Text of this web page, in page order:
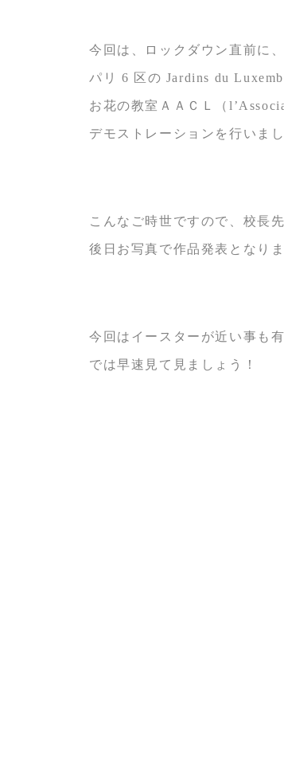
今回は、ロックダウン直前に
パリ 6 区の Jardins du
お花の教室ＡＡＣＬ（
デモストレーションを行いまし
こんなご時世ですので、校長
後日お写真で作品発表となりま
今回はイースターが近い事も
では早速見て見ましょう！